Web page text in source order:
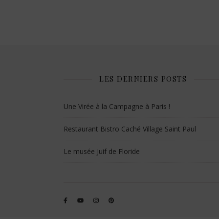
LES DERNIERS POSTS
Une Virée à la Campagne à Paris !
Restaurant Bistro Caché Village Saint Paul
Le musée Juif de Floride